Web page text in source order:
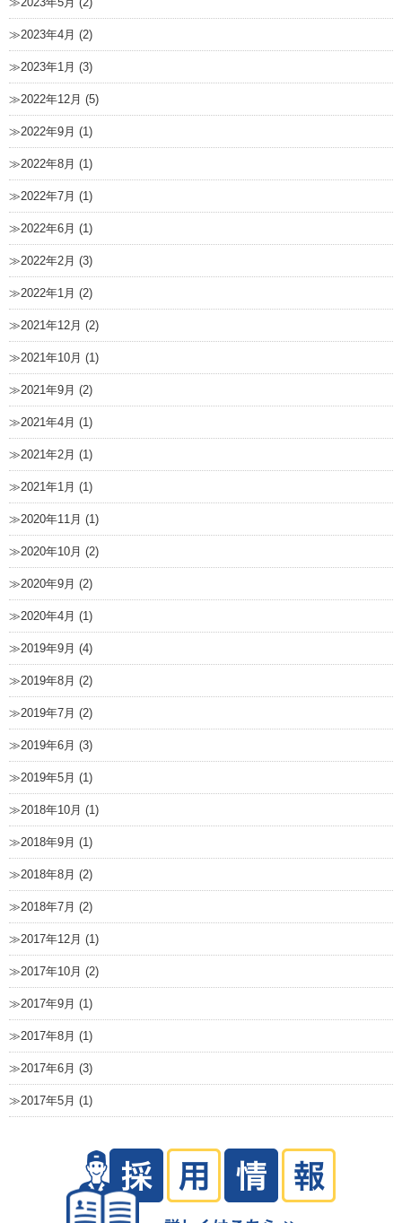
2023年4月 (2)
2023年1月 (3)
2022年12月 (5)
2022年9月 (1)
2022年8月 (1)
2022年7月 (1)
2022年6月 (1)
2022年2月 (3)
2022年1月 (2)
2021年12月 (2)
2021年10月 (1)
2021年9月 (2)
2021年4月 (1)
2021年2月 (1)
2021年1月 (1)
2020年11月 (1)
2020年10月 (2)
2020年9月 (2)
2020年4月 (1)
2019年9月 (4)
2019年8月 (2)
2019年7月 (2)
2019年6月 (3)
2019年5月 (1)
2018年10月 (1)
2018年9月 (1)
2018年8月 (2)
2018年7月 (2)
2017年12月 (1)
2017年10月 (2)
2017年9月 (1)
2017年8月 (1)
2017年6月 (3)
2017年5月 (1)